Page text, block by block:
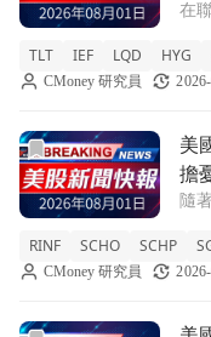
「
在
利
資
TLT IEF LQD HYG
CMoney 研究員
前往美國長期債券對
美
擔
隨
五
-
RINF SCHO SCHP
CMoney 研究員